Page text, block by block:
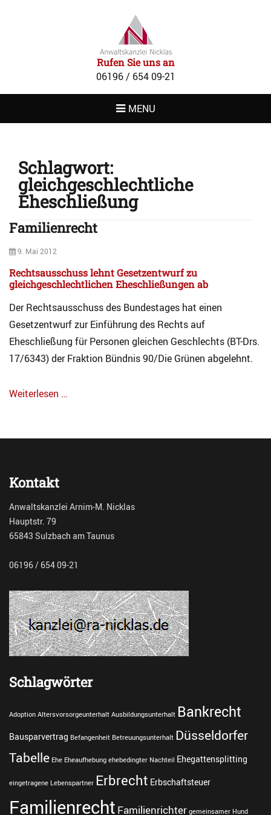
Rufen Sie uns an
06196 / 654 09-21
MENU
Schlagwort:
gleichgeschlechtliche
Eheschließung
Familienrecht
Posted
9. Mai 2012
Rechtsausschuss lehnt Gesetzentwurf zu
gleichgeschlechtlichen Eheschließungen ab
Der Rechtsausschuss des Bundestages hat einen
Gesetzentwurf zur Einführung des Rechts auf
Eheschließung für Personen gleichen Geschlechts (BT-Drs.
17/6343) der Fraktion Bündnis 90/Die Grünen abgelehnt.
Weiterlesen …
v
a
m
i
i
r
e
c
h
t
g
l
i
h
g
e
h
Kontakt
Anwaltskanzlei Arnim-M. Nicklas
Hauptstr. 79
65843 Sulzbach am Taunus
06196 / 654 09-21
Schlagwörter
Adoption Altersvorsorgeunterhalt Ausbildungsunterhalt Bankrecht
Bausparvertrag Befangenheit Betreuungsunterhalt Düsseldorfer
Tabelle Ehe Eheaufhebung ehebedingter Nachteil Ehegattensplitting
eingetragene Lebenspartner Erbrecht Erbschaftsteuer
Familienrecht Familienrichter gemeinsamer Hund